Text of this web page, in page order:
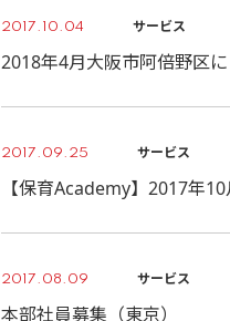
2017.10.04 サービス
2018年4月大阪市阿倍野区
2017.09.25 サービス
【保育Academy】2017年
2017.08.09 サービス
本部社員募集（東京）